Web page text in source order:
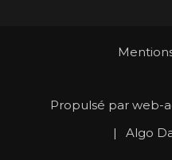
Propulsé parweb-
|
Algo